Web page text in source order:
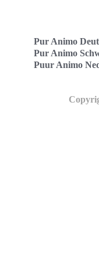
Pur Animo
Pur Animo
Puur Animo